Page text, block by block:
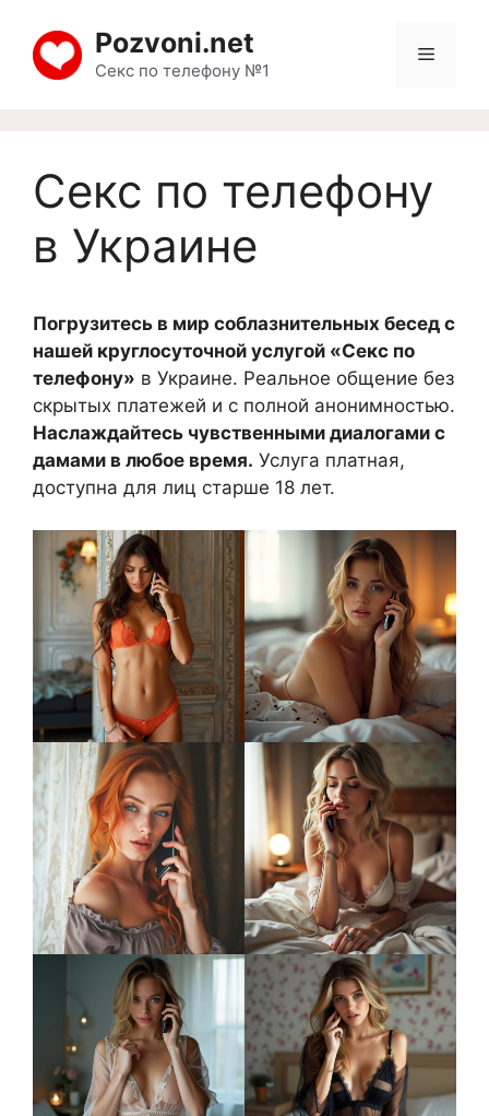
Pozvoni.net
Секс по телефону №1
Секс по телефону
в Украине
Погрузитесь в мир соблазнительных бесед с
нашей круглосуточной услугой «Секс по
телефону» в Украине. Реальное общение без
скрытых платежей и с полной анонимностью.
Наслаждайтесь чувственными диалогами с
дамами в любое время. Услуга платная,
доступна для лиц старше 18 лет.